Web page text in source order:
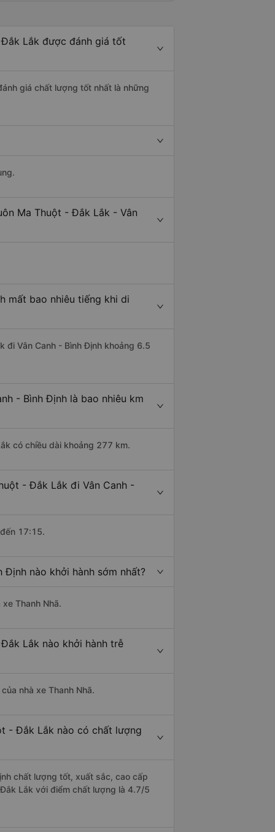
Lắk được đánh giá tốt
giá chất lượng tốt nhất là những
Ma Thuột - Đắk Lắk - Vân
mất bao nhiêu tiếng khi di
đi Vân Canh - Bình Định khoảng 6.5
- Bình Định là bao nhiêu km
có chiều dài khoảng 277 km.
- Đắk Lắk đi Vân Canh -
17:15.
Định nào khởi hành sớm nhất?
Thanh Nhã.
Lắk nào khởi hành trễ
nhà xe Thanh Nhã.
- Đắk Lắk nào có chất lượng
chất lượng tốt, xuất sắc, cao cấp
Lắk với điểm chất lượng là 4.7/5